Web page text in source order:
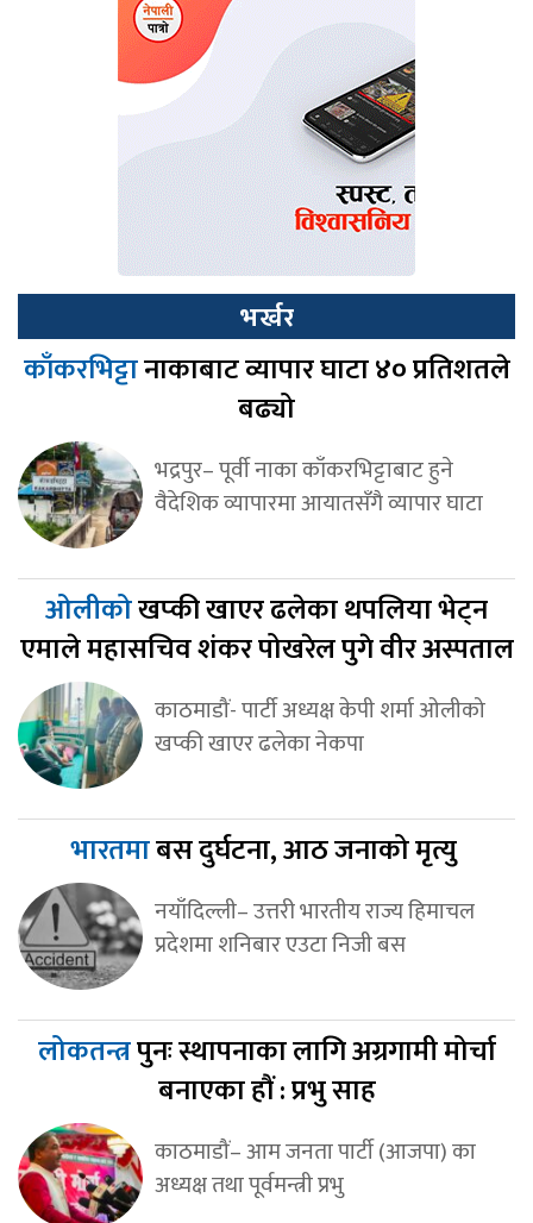
भर्खर
काँकरभिट्टानाकाबाट व्यापार घाटा ४० प्रतिशतले
बढ्यो
भद्रपुर– पूर्वी नाका काँकरभिट्टाबाट हुने
वैदेशिक व्यापारमा आयातसँगै व्यापार घाटा
ओलीकोखप्की खाएर ढलेका थपलिया भेट्न
एमाले महासचिव शंकर पोखरेल पुगे वीर अस्पताल
काठमाडौं- पार्टी अध्यक्ष केपी शर्मा ओलीको
खप्की खाएर ढलेका नेकपा
भारतमाबस दुर्घटना, आठ जनाको मृत्यु
नयाँदिल्ली– उत्तरी भारतीय राज्य हिमाचल
प्रदेशमा शनिबार एउटा निजी बस
लोकतन्त्रपुनः स्थापनाका लागि अग्रगामी मोर्चा
बनाएका हौं : प्रभु साह
काठमाडौं– आम जनता पार्टी (आजपा) का
अध्यक्ष तथा पूर्वमन्त्री प्रभु